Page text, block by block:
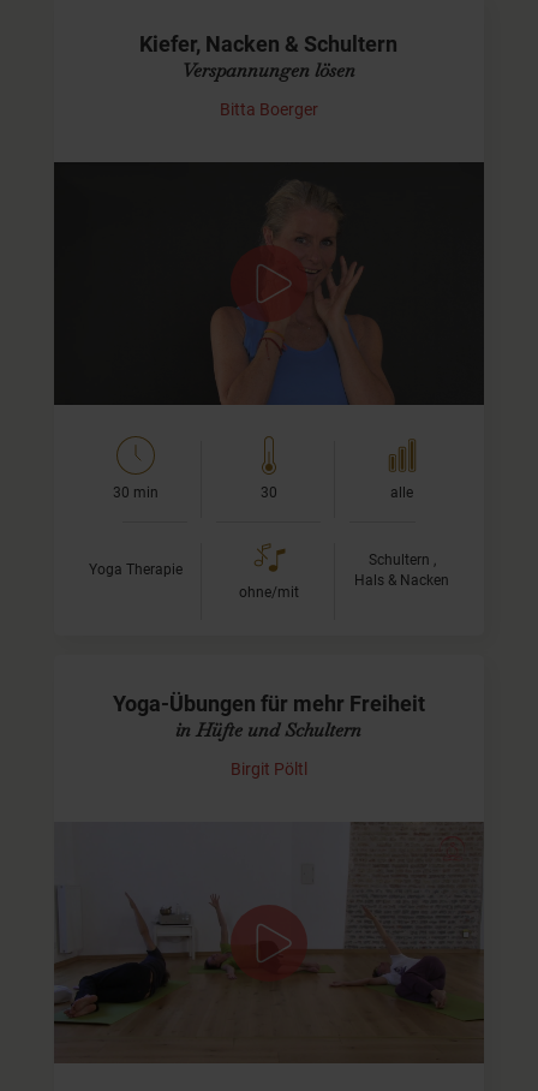
Kiefer, Nacken & Schultern
Verspannungen lösen
Bitta Boerger
Kraft, Mobilität, Dehnung & Entspannung
Bedingt durch Stress zieht sich oft die Muskulatur
zusammen. Das Ergebnis ist eine schlechte Haltung.
Das erwartet Dich:
Wir bringen Mobilität in den…
30 min 30 alle
Yoga Therapie
ohne/mit
Schultern ,
Hals & Nacken
Yoga-Übungen für mehr Freiheit
in Hüfte und Schultern
Birgit Pöltl
Die Yoga-Übungen in diesem Video fokussieren auf die
Bewegung von Schultern und Hüfte. Beides sind Bereiche
des Körper, in denen wir dazu neigen, emotionale…